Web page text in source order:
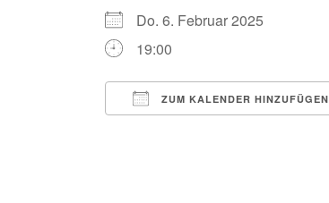
Do. 6. Februar 2025
19:00
ZUM KALENDER HINZUFÜGEN